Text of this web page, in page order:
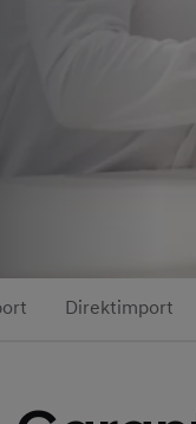
Direktimport